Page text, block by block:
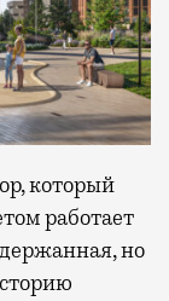
который
работает
но